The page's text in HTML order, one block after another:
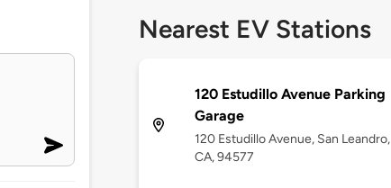
Nearest EV Stations
120 Estudillo Avenue Parking
Garage
120 Estudillo Avenue, San Leandro,
CA, 94577